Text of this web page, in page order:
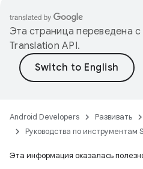
Эта страница переведена
Translation API.
Android Developers Развивать
Руководства по инструментам
Эта информация оказалась